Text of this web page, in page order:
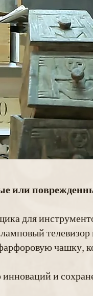
или
для
чашку,
инноваций и